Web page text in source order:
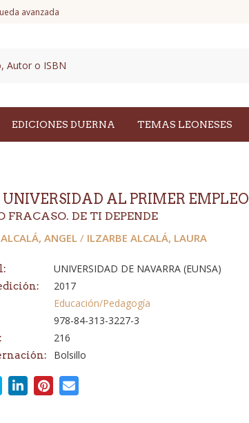
avanzada
EDICIONES DUERNA TEMAS LEONESES
AL PRIMER EMPLEO
FRACASO. DE TI DEPENDE
ANGEL/ ILZARBE ALCALÁ, LAURA
UNIVERSIDAD DE NAVARRA (EUNSA)
2017
Educación/Pedagogía
978-84-313-3227-3
216
Bolsillo